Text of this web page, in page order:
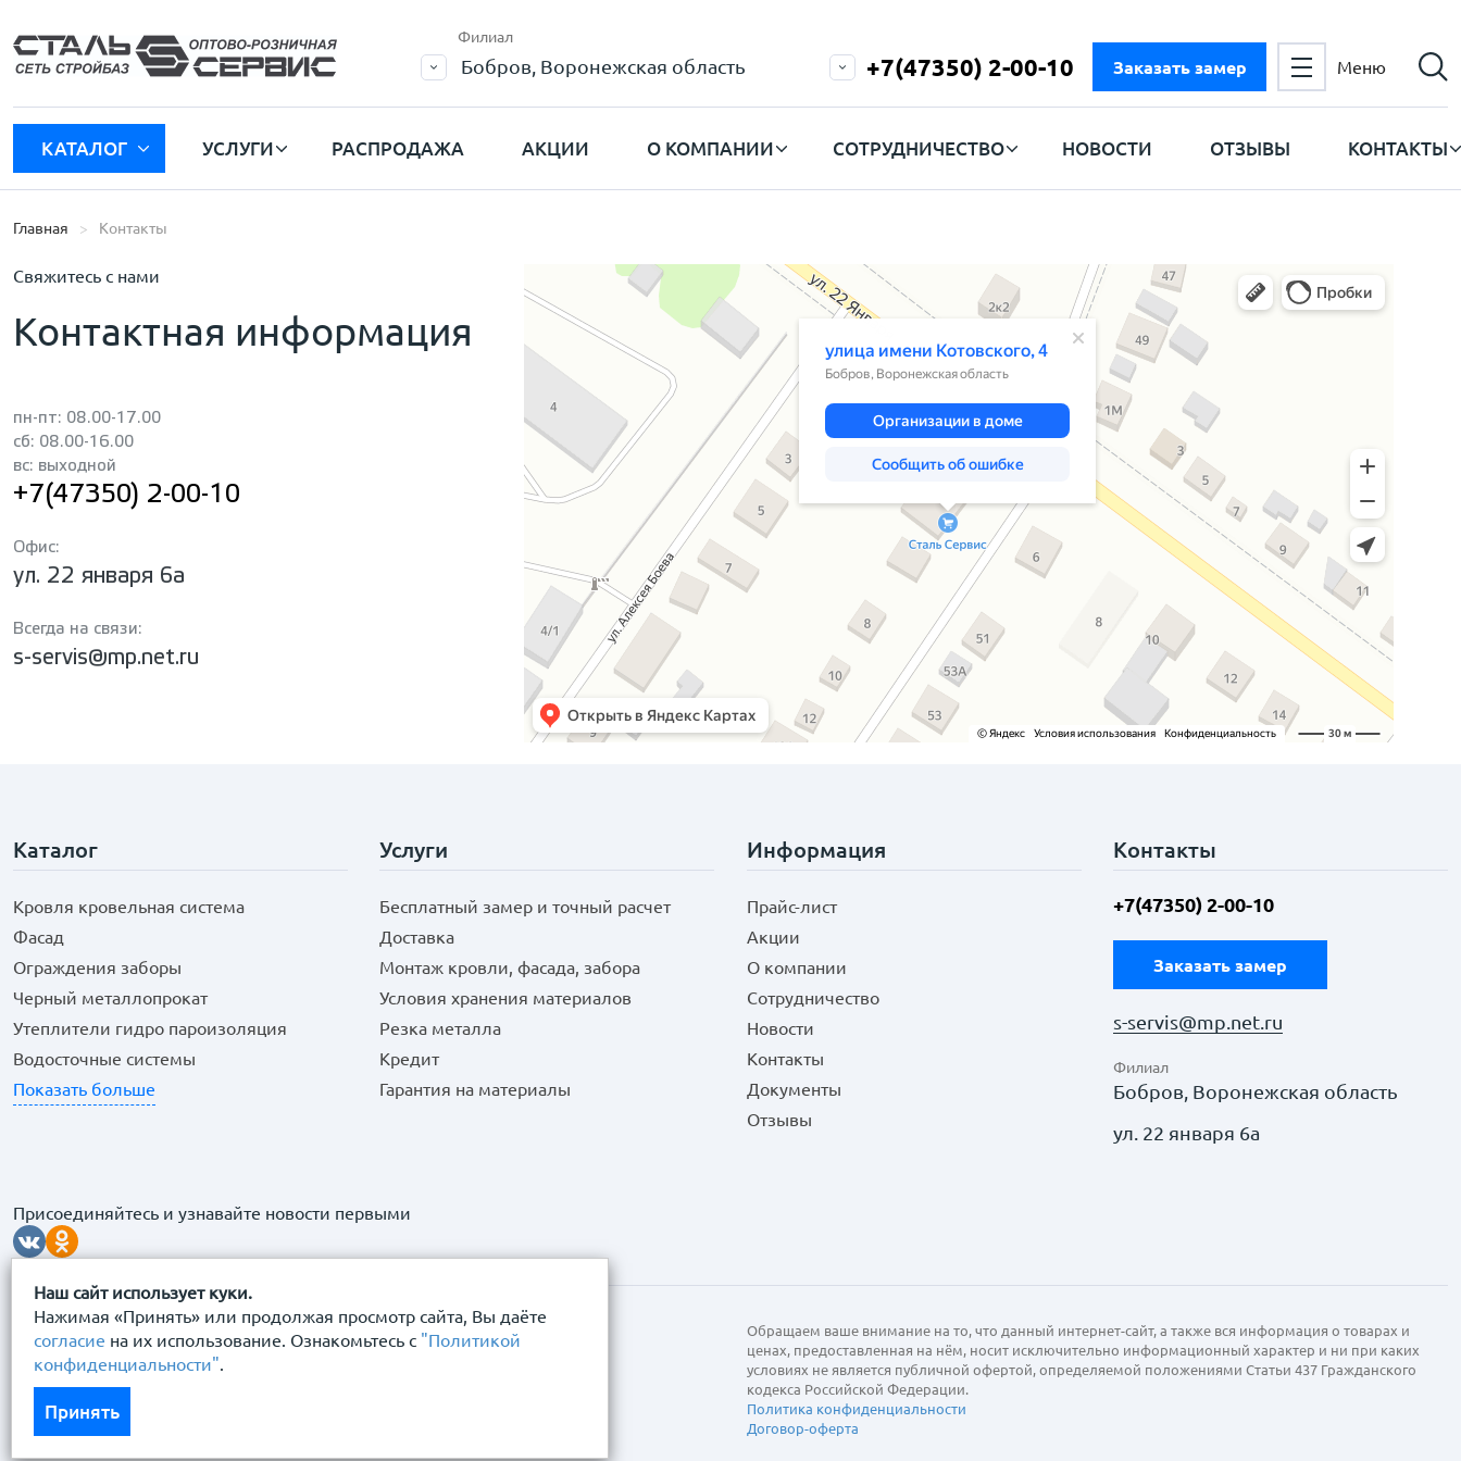
Наш сайт использует куки.
Нажимая «Принять» или продолжая просмотр сайта, Вы даёте
согласие на их использование. Ознакомьтесь с "Политикой
конфиденциальности".
Принять
Филиал
Бобров, Воронежская область +7(47350) 2-00-10 Заказать замер Меню
КАТАЛОГ УСЛУГИ РАСПРОДАЖА АКЦИИ О КОМПАНИИ СОТРУДНИЧЕСТВО НОВОСТИ ОТЗЫВЫ КОНТАКТЫ
Главная Контакты
Свяжитесь с нами
Контактная информация
пн-пт: 08.00-17.00
сб: 08.00-16.00
вс: выходной
+7(47350) 2-00-10
Офис:
ул. 22 января 6а
Всегда на связи:
s-servis@mp.net.ru
Каталог
Кровля кровельная система
Фасад
Ограждения заборы
Черный металлопрокат
Утеплители гидро пароизоляция
Водосточные системы
Показать больше
Услуги
Бесплатный замер и точный расчет
Доставка
Монтаж кровли, фасада, забора
Условия хранения материалов
Резка металла
Кредит
Гарантия на материалы
Информация
Прайс-лист
Акции
О компании
Сотрудничество
Новости
Контакты
Документы
Отзывы
Контакты
+7(47350) 2-00-10
Заказать замер
s-servis@mp.net.ru
Филиал
Бобров, Воронежская область
ул. 22 января 6а
Присоединяйтесь и узнавайте новости первыми
© 2026 “Сталь Сервис" Все права защищены.
Обращаем ваше внимание на то, что данный интернет-сайт, а также вся информация о товарах и
ценах, предоставленная на нём, носит исключительно информационный характер и ни при каких
условиях не является публичной офертой, определяемой положениями Статьи 437 Гражданского
кодекса Российской Федерации.
Политика конфиденциальности
Договор-оферта